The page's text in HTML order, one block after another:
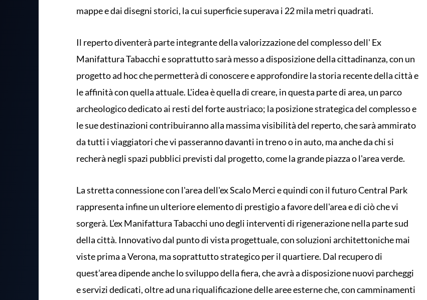
mappe e dai disegni storici, la cui superficie superava i 22 mila metri quadrati.
Il reperto diventerà parte integrante della valorizzazione del complesso dell' Ex
Manifattura Tabacchi e soprattutto sarà messo a disposizione della cittadinanza, con un
progetto ad hoc che permetterà di conoscere e approfondire la storia recente della città e
le affinità con quella attuale. L'idea è quella di creare, in questa parte di area, un parco
archeologico dedicato ai resti del forte austriaco; la posizione strategica del complesso e
le sue destinazioni contribuiranno alla massima visibilità del reperto, che sarà ammirato
da tutti i viaggiatori che vi passeranno davanti in treno o in auto, ma anche da chi si
recherà negli spazi pubblici previsti dal progetto, come la grande piazza o l'area verde.
La stretta connessione con l'area dell'ex Scalo Merci e quindi con il futuro Central Park
rappresenta infine un ulteriore elemento di prestigio a favore dell'area e di ciò che vi
sorgerà. L’ex Manifattura Tabacchi uno degli interventi di rigenerazione nella parte sud
della città. Innovativo dal punto di vista progettuale, con soluzioni architettoniche mai
viste prima a Verona, ma soprattutto strategico per il quartiere. Dal recupero di
quest’area dipende anche lo sviluppo della fiera, che avrà a disposizione nuovi parcheggi
e servizi dedicati, oltre ad una riqualificazione delle aree esterne che, con camminamenti